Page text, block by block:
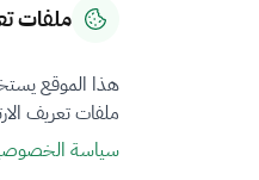
ملفات
هذا الموقع
ملفات تعريف
سياسة